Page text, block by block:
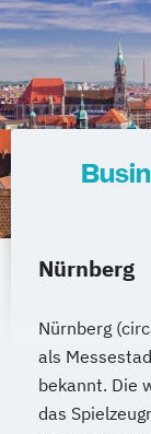
Nürnberg
Nürnberg
als
bekannt. Die
das